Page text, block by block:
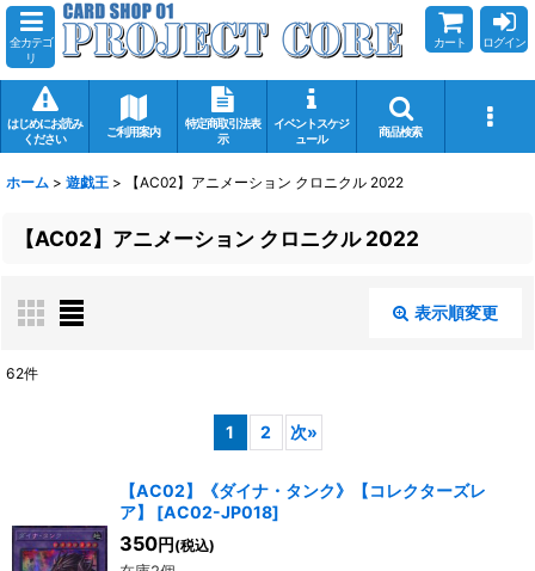
全カテゴ
リ
カート ログイン
はじめにお読み
ください
ご利用案内
特定商取引法表
示
イベントスケジ
ュール
商品検索
ホーム > 遊戯王 > 【AC02】アニメーション クロニクル 2022
【AC02】アニメーション クロニクル 2022
表示順変更
62件
1 2 次»
【AC02】《ダイナ・タンク》【コレクターズレ
ア】
[AC02-JP018]
350円 (税込)